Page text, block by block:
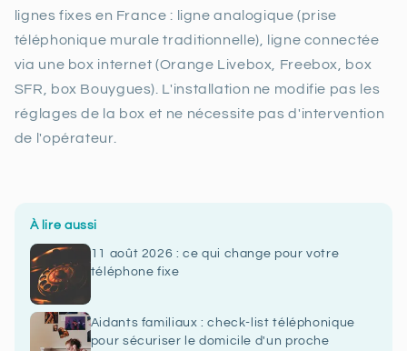
lignes fixes en France : ligne analogique (prise
téléphonique murale traditionnelle), ligne connectée
via une box internet (Orange Livebox, Freebox, box
SFR, box Bouygues). L'installation ne modifie pas les
réglages de la box et ne nécessite pas d'intervention
de l'opérateur.
À lire aussi
11 août 2026 : ce qui change pour votre
téléphone fixe
Aidants familiaux : check-list téléphonique
pour sécuriser le domicile d'un proche